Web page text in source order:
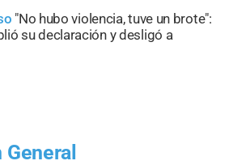
"No hubo violencia, tuve un brote":
su declaración y desligó a